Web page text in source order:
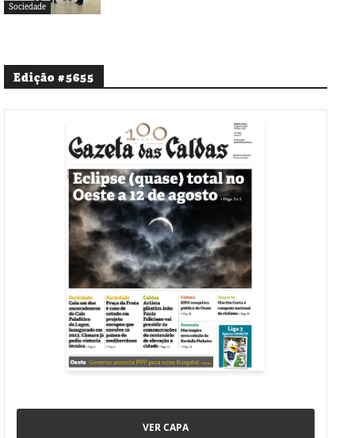
Sociedade
Edição #5655
VER CAPA